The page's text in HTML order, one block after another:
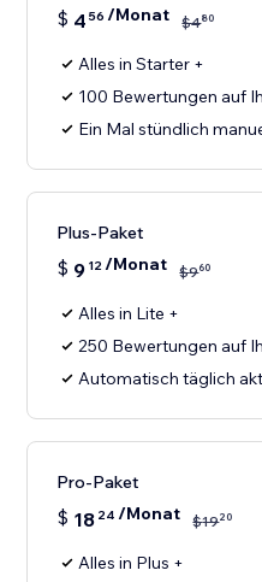
$ 4 56 /Monat $480
Alles in Starter +
100 Bewertungen auf
Ein Mal stündlich
Plus-Paket
$ 9 12/Monat $960
Alles in Lite +
250 Bewertungen auf
Automatisch täglich
Pro-Paket
$ 18 24 /Monat $1920
Alles in Plus +